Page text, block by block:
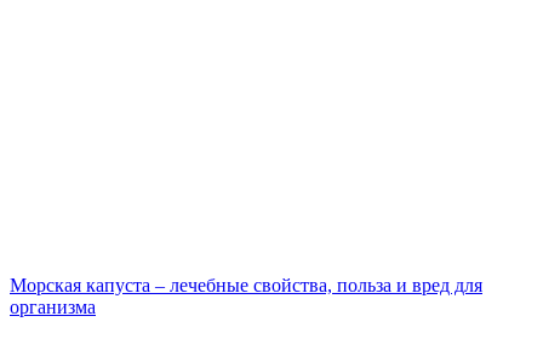
Морская капуста – лечебные свойства, польза и вред для
организма